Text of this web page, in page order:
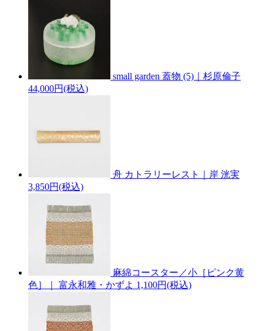
small garden 蓋物 (5)｜杉原倫子
44,000円(税込)
舟 カトラリーレスト｜岸 洸実
3,850円(税込)
麻綿コースター／小［ピンク黄
色］｜ 富永和雅・かずよ 1,100円(税込)